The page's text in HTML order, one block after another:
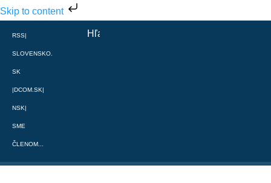
Skip to content
RSS|
SLOVENSKO.
SK
|DCOM.SK|
NSK|
SME
ČLENOM...